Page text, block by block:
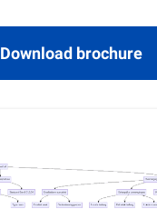
Download brochure